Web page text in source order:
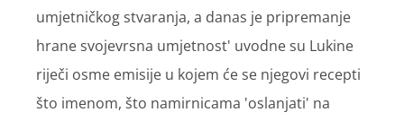
umjetničkog stvaranja, a danas je pripremanje
hrane svojevrsna umjetnost' uvodne su Lukine
riječi osme emisije u kojem će se njegovi recepti
što imenom, što namirnicama 'oslanjati' na